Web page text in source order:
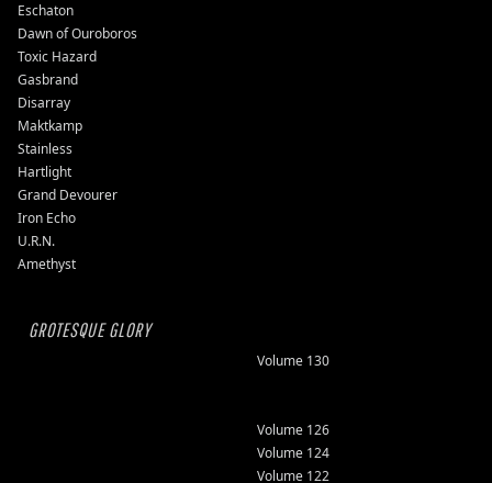
Eschaton
Dawn of Ouroboros
Toxic Hazard
Gasbrand
Disarray
Maktkamp
Stainless
Hartlight
Grand Devourer
Iron Echo
U.R.N.
Amethyst
GROTESQUE GLORY
Volume 130
Volume 126
Volume 124
Volume 122